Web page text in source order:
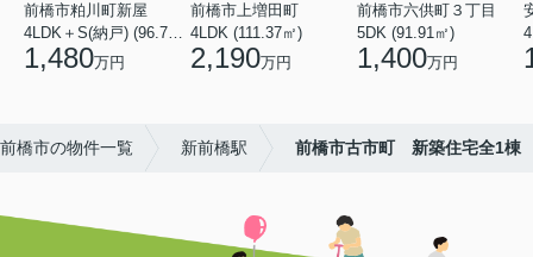
前橋市粕川町新屋
4LDK＋S(納戸) (96.78㎡)
1,480万円
前橋市上増田町
4LDK (111.37㎡)
2,190万円
前橋市六供町３丁目
5DK (91.91㎡)
1,400万円
前橋市の物件一覧 新前橋駅 前橋市古市町 新築住宅全1棟